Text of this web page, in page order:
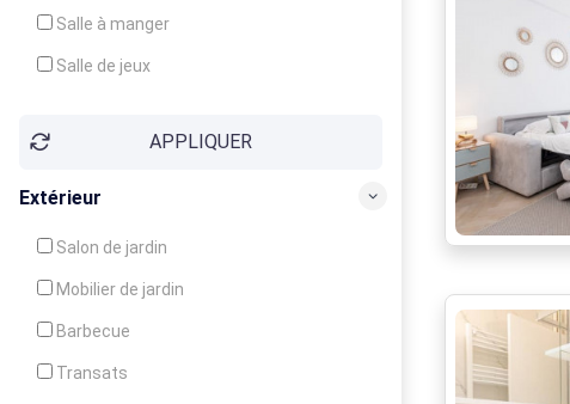
Salle à manger
Salle de jeux
Balcon / Terrasse
APPLIQUER
Extérieur
Salon de jardin
Mobilier de jardin
Barbecue
Transats